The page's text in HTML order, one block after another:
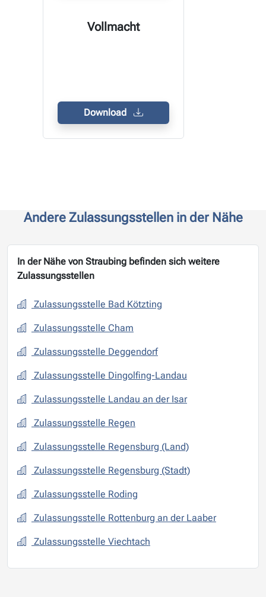
Vollmacht
Download
Andere Zulassungsstellen in der Nähe
In der Nähe von Straubing befinden sich weitere
Zulassungsstellen
Zulassungsstelle Bad Kötzting
Zulassungsstelle Cham
Zulassungsstelle Deggendorf
Zulassungsstelle Dingolfing-Landau
Zulassungsstelle Landau an der Isar
Zulassungsstelle Regen
Zulassungsstelle Regensburg (Land)
Zulassungsstelle Regensburg (Stadt)
Zulassungsstelle Roding
Zulassungsstelle Rottenburg an der Laaber
Zulassungsstelle Viechtach